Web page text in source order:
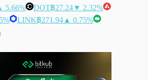
5.66% DOT฿27.24▼ 2.32%
LINK฿271.94 ▲ 0.75%